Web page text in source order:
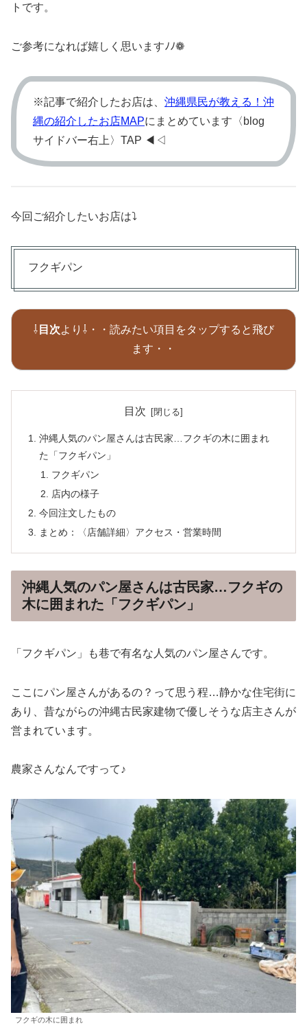
トです。
ご参考になれば嬉しく思いますﾉﾉ❁
※記事で紹介したお店は、 沖縄県民が教える！沖
縄の紹介したお店MAPにまとめています〈blog
サイドバー右上〉TAP ◀︎◁
今回ご紹介したいお店は⤵
フクギパン
⇩ 目次より⇩・・読みたい項目をタップすると飛び
ます・・
目次
沖縄人気のパン屋さんは古民家…フクギの木に囲まれ
た「フクギパン」
フクギパン
店内の様子
今回注文したもの
まとめ：〈店舗詳細〉アクセス・営業時間
沖縄人気のパン屋さんは古民家…フクギの
木に囲まれた「フクギパン」
「フクギパン」も巷で有名な人気のパン屋さんです。
ここにパン屋さんがあるの？って思う程…静かな住宅街に
あり、昔ながらの沖縄古民家建物で優しそうな店主さんが
営まれています。
農家さんなんですって♪
フクギの木に囲まれ